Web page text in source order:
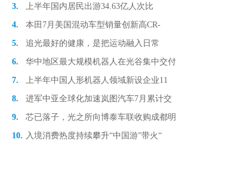
3. 上半年国内居民出游34.63亿人次比
4. 本田7月美国混动车型销量创新高CR-
5. 追光最好的健康，是把运动融入日常
6. 华中地区最大规模机器人在光谷集中交付
7. 上半年中国人形机器人领域新设企业11
8. 进军中亚全球化加速岚图汽车7月累计交
9. 芯已落子，光之所向博泰车联收购成都明
10. 入境消费热度持续攀升“中国游”带火“